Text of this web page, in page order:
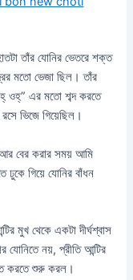
তাঁর যোনির ভেতরে শক্ত
মতো ভেজা ছিল। তাঁর
ওহ্” এর মতো শব্দ করতে
ভিজে গিয়েছিল।
আর বের করার সময় আমি
ঢুকে গিয়ে যোনির বাঁধন
মুখ থেকে একটা দীর্ঘশ্বাস
যোনিতে নয়, প্রীতি আন্টির
করতে শুরু করল।